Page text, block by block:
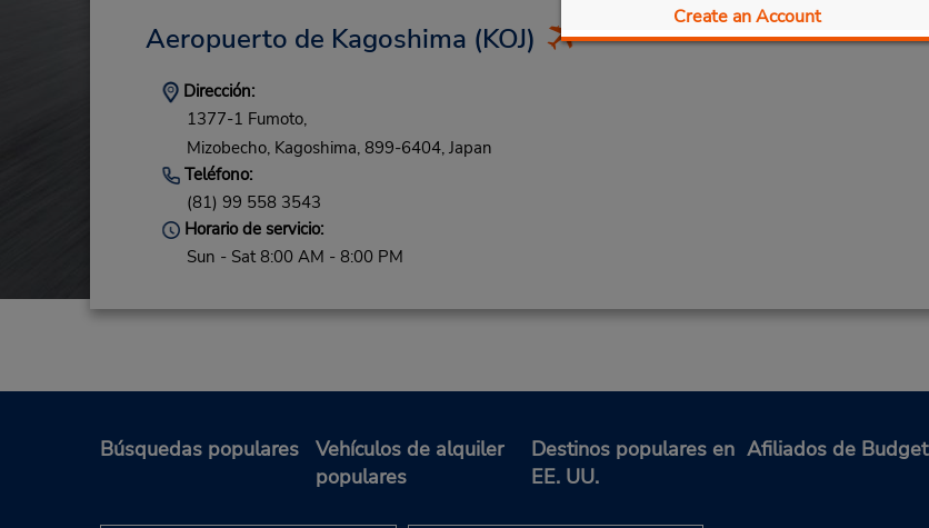
Create an Account
Aeropuerto de Kagoshima (KOJ)
Dirección:
1377-1 Fumoto,
Mizobecho, Kagoshima, 899-6404, Japan
Teléfono:
(81) 99 558 3543
Horario de servicio:
Sun - Sat 8:00 AM - 8:00 PM
Búsquedas populares
Vehículos de alquiler
populares
Destinos populares en
EE. UU.
Afiliados de Budget